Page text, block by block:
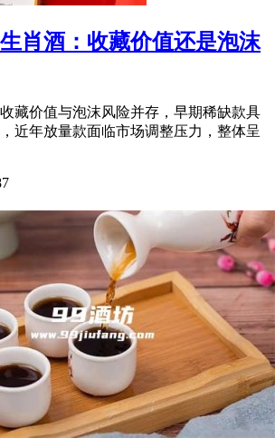
肖酒：收藏价值还是泡沫
藏价值与泡沫风险并存，早期稀缺款具
近年放量款面临市场调整压力，整体呈